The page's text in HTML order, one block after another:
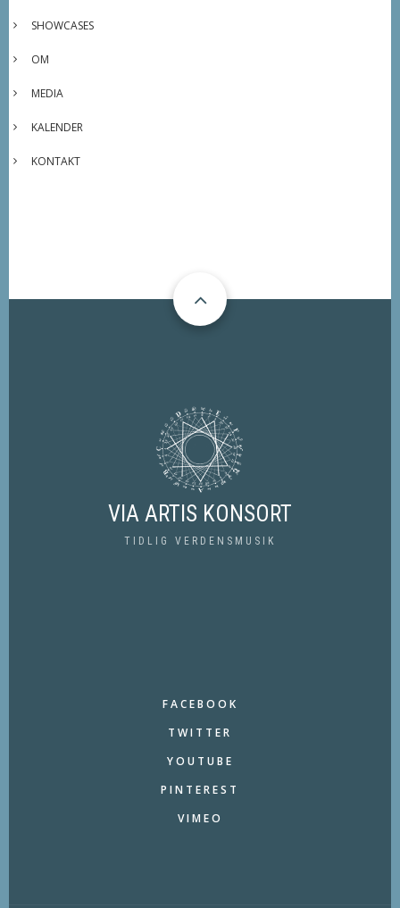
SHOWCASES
OM
MEDIA
KALENDER
KONTAKT
VIA ARTIS KONSORT
TIDLIG VERDENSMUSIK
FACEBOOK
TWITTER
YOUTUBE
PINTEREST
VIMEO